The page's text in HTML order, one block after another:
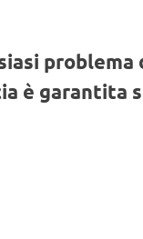
problema
è garantita